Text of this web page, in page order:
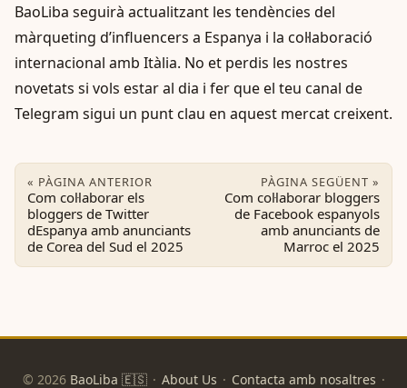
BaoLiba seguirà actualitzant les tendències del
màrqueting d’influencers a Espanya i la col·laboració
internacional amb Itàlia. No et perdis les nostres
novetats si vols estar al dia i fer que el teu canal de
Telegram sigui un punt clau en aquest mercat creixent.
« PÀGINA ANTERIOR
Com col·laborar els
bloggers de Twitter
dEspanya amb anunciants
de Corea del Sud el 2025
PÀGINA SEGÜENT »
Com col·laborar bloggers
de Facebook espanyols
amb anunciants de
Marroc el 2025
© 2026 BaoLiba 🇪🇸 · About Us · Contacta amb nosaltres ·